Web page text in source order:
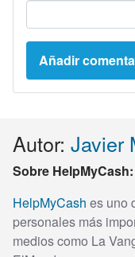
Autor: Javier
Sobre HelpMyCash:
HelpMyCash es uno
personales más
medios como La